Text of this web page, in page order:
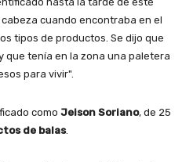
cuando encontraba en el
tipos de productos. Se dijo que
que tenía en la zona una paletera
para vivir".
como Jeison Soriano, de 25
de balas.